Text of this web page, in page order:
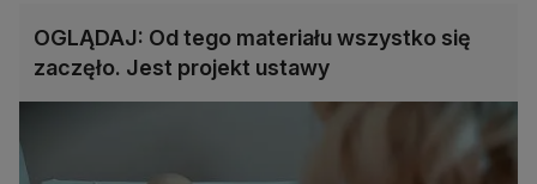
OGLĄDAJ: Od tego materiału wszystko się
zaczęło. Jest projekt ustawy